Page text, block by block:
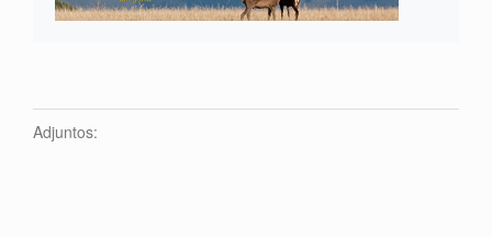
Adjuntos: